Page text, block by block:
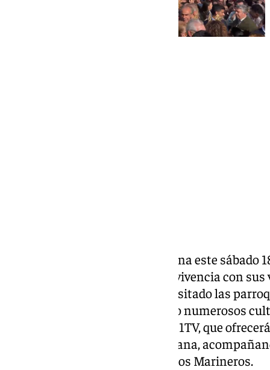
La Esperanza de Triana abandona este sábado
varias semanas de intensa convivencia con
dolorosa de la calle Pureza ha visitado las
templos donde se han celebrado numerosos
podrá seguirse en directo por 101TV, que
desde las 07.45 horas de la mañana,
hasta su llegada a la Capilla de los Marineros.